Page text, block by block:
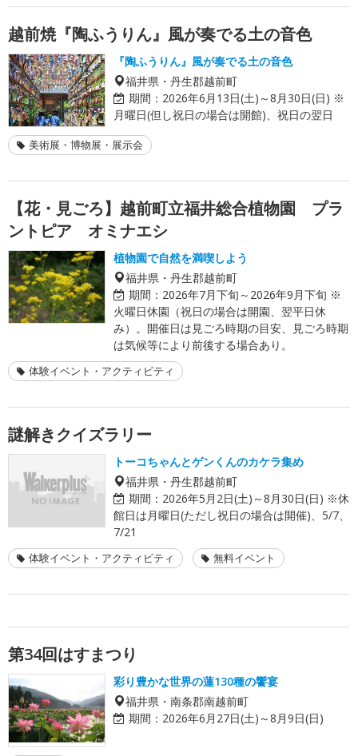
越前焼『陶ふうりん』風が奏でる土の音色
『陶ふうりん』風が奏でる土の音色
福井県・丹生郡越前町
期間： 2026年6月13日(土)～8月30日(日) ※
月曜日(但し祝日の場合は開館)、祝日の翌日
美術展・博物展・展示会
【花・見ごろ】越前町立福井総合植物園 プラ
ントピア オミナエシ
植物園で自然を満喫しよう
福井県・丹生郡越前町
期間： 2026年7月下旬～2026年9月下旬 ※
火曜日休園（祝日の場合は開園、翌平日休
み）。開催日は見ごろ時期の目安、見ごろ時期
は気候等により前後する場合あり。
体験イベント・アクティビティ
謎解きクイズラリー
トーコちゃんとゲンくんのカケラ集め
福井県・丹生郡越前町
期間： 2026年5月2日(土)～8月30日(日) ※休
館日は月曜日(ただし祝日の場合は開催)、5/7、
7/21
体験イベント・アクティビティ 無料イベント
第34回はすまつり
彩り豊かな世界の蓮130種の饗宴
福井県・南条郡南越前町
期間： 2026年6月27日(土)～8月9日(日)